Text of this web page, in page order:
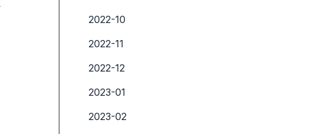
2022-10
2022-11
2022-12
2023-01
2023-02